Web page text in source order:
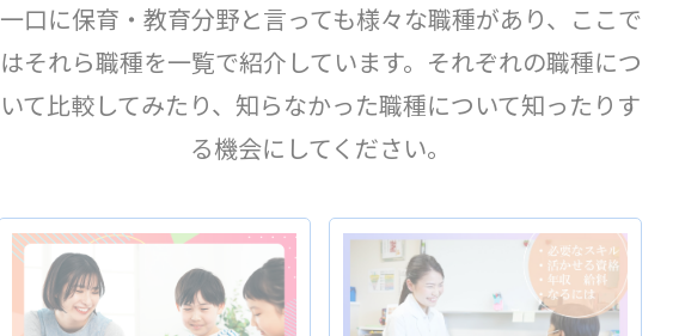
一口に保育・教育分野と言っても様々な職種があり、ここで
はそれら職種を一覧で紹介しています。それぞれの職種につ
いて比較してみたり、知らなかった職種について知ったりす
る機会にしてください。